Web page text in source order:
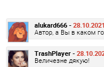
alukard666 -
Автор, а Вы в каком
TrashPlayer -
Величезне дякую!